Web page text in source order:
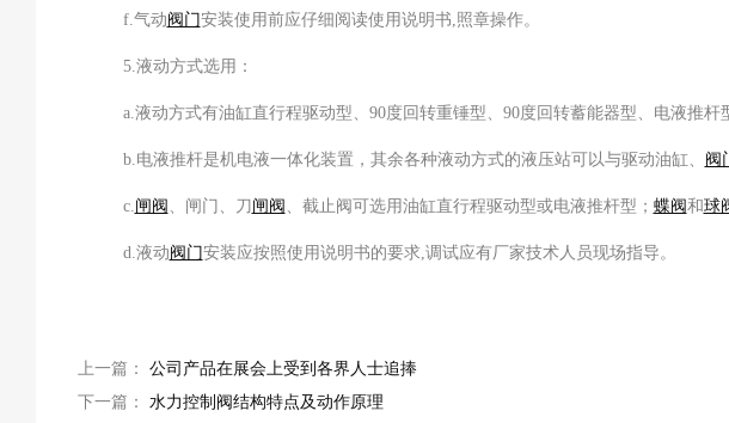
f.气动阀门安装使用前应仔细阅读使用说明书,照章操作。
5.液动方式选用：
a.液动方式有油缸直行程驱动型、90度回转重锤型、90度回转蓄能器型、电液推杆
b.电液推杆是机电液一体化装置，其余各种液动方式的液压站可以与驱动油缸、 阀
c.闸阀 、闸门、刀 闸阀 、截止阀可选用油缸直行程驱动型或电液推杆型； 蝶阀和球
d.液动阀门安装应按照使用说明书的要求,调试应有厂家技术人员现场指导。
上一篇： 公司产品在展会上受到各界人士追捧
下一篇： 水力控制阀结构特点及动作原理